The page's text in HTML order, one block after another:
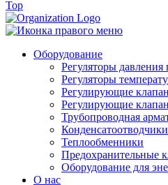
Top
Оборудование
Регуляторы давления
Регуляторы
Регулирующие
Регулирующие
Трубопроводная
Конденсатоотводчики
Теплообменники
Предохранительные
Оборудование для
О нас